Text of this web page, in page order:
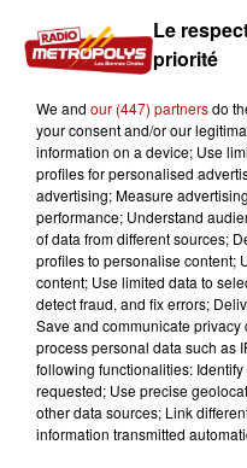
0:00
2 janvier 2026 - 1 h
DANCE CLASSICS DU
Le
priorité
We and our (447) partnersdo
your consent and/or our
information on a device; Use
profiles for personalised
advertising; Measure
performance; Understand
of data from different sources;
profiles to personalise content;
content; Use limited data to
detect fraud, and fix errors;
Save and communicate
process personal data such as
following functionalities:
requested; Use precise
other data sources; Link
information transmitted